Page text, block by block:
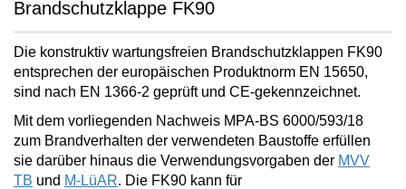
Brandschutzklappe FK90
Die konstruktiv wartungsfreien Brandschutzklappen FK90
entsprechen der europäischen Produktnorm EN 15650,
sind nach EN 1366-2 geprüft und CE-gekennzeichnet.
Mit dem vorliegenden Nachweis MPA-BS 6000/593/18
zum Brandverhalten der verwendeten Baustoffe erfüllen
sie darüber hinaus die Verwendungsvorgaben der MVV
TB und M-LüAR. Die FK90 kann für